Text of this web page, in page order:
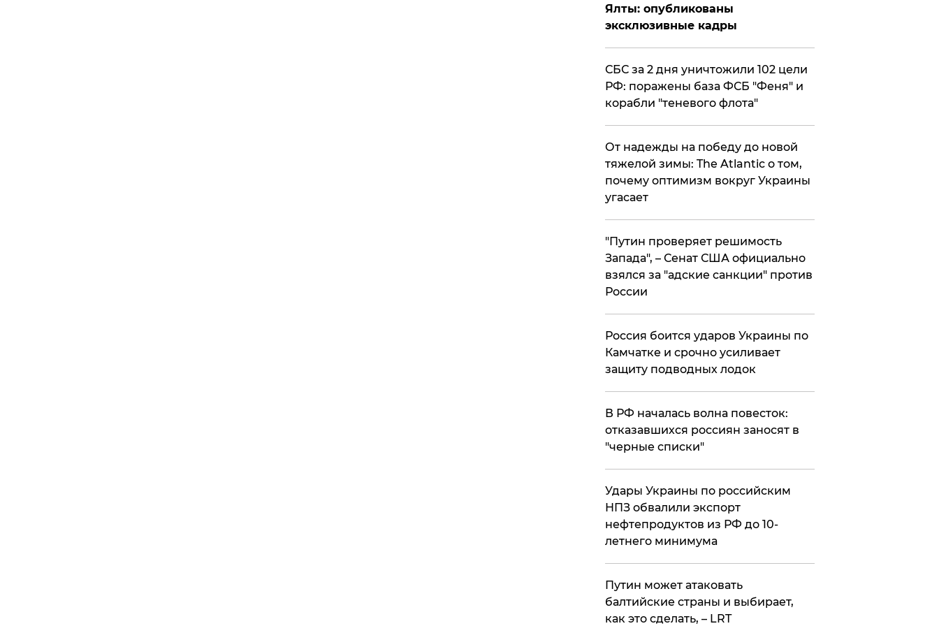
Ялты: опубликованы
эксклюзивные кадры
СБС за 2 дня уничтожили 102 цели
РФ: поражены база ФСБ "Феня" и
корабли "теневого флота"
От надежды на победу до новой
тяжелой зимы: The Atlantic о том,
почему оптимизм вокруг Украины
угасает
"Путин проверяет решимость
Запада", – Сенат США официально
взялся за "адские санкции" против
России
Россия боится ударов Украины по
Камчатке и срочно усиливает
защиту подводных лодок
​В РФ началась волна повесток:
отказавшихся россиян заносят в
"черные списки"
Удары Украины по российским
НПЗ обвалили экспорт
нефтепродуктов из РФ до 10-
летнего минимума
Путин может атаковать
балтийские страны и выбирает,
как это сделать, – LRT